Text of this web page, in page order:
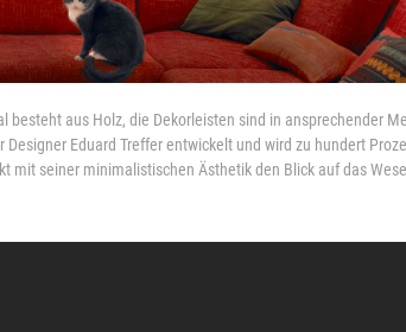
besteht aus Holz, die Dekorleisten sind in ansprechender
Eduard Treffer entwickelt und wird zu hundert
mit seiner minimalistischen Ästhetik den Blick auf das